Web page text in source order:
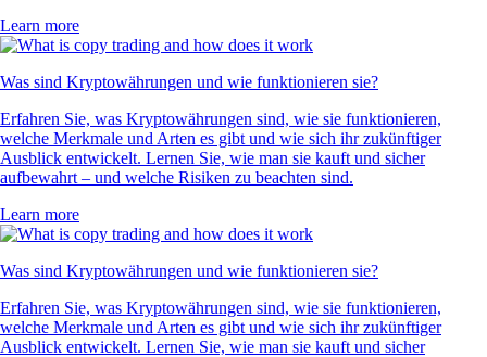
Learn more
Was sind Kryptowährungen und wie funktionieren sie?
Erfahren Sie, was Kryptowährungen sind, wie sie funktionieren,
welche Merkmale und Arten es gibt und wie sich ihr zukünftiger
Ausblick entwickelt. Lernen Sie, wie man sie kauft und sicher
aufbewahrt – und welche Risiken zu beachten sind.
Learn more
Was sind Kryptowährungen und wie funktionieren sie?
Erfahren Sie, was Kryptowährungen sind, wie sie funktionieren,
welche Merkmale und Arten es gibt und wie sich ihr zukünftiger
Ausblick entwickelt. Lernen Sie, wie man sie kauft und sicher